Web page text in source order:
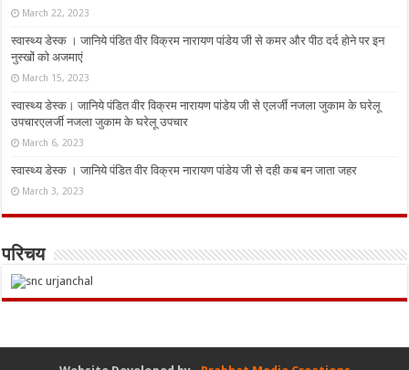
March 22, 2023
स्वास्थ्य डेस्क । जानिये पंडित वीर विक्रम नारायण पांडेय जी से कमर और पीठ दर्द होने पर इन
नुस्‍खों को अजमाएं
March 15, 2023
स्वास्थ्य डेस्क। जानिये पंडित वीर विक्रम नारायण पांडेय जी से एलर्जी नजला जुकाम के घरेलू
उपचारएलर्जी नजला जुकाम के घरेलू उपचार
March 6, 2023
स्वास्थ्य डेस्क । जानिये पंडित वीर विक्रम नारायण पांडेय जी से दही कब बन जाता जहर
March 3, 2023
परिचय